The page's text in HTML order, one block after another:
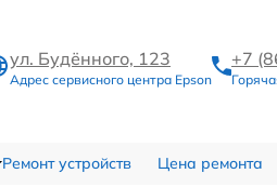
ул. Будённого, 123
Адрес сервисного центра Epson
+7
Ремонт устройств Цена ремонта